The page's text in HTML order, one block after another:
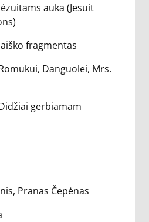
auka (Jesuit
fragmentas
Danguolei, Mrs.
gerbiamam
Pranas Čepėnas